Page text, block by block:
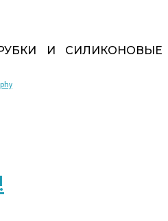
И СИЛИКОНОВЫЕ